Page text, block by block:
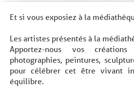
Et si vous exposiez à la
Les artistes présentés à la
Apportez-nous vos
photographies, peintures,
pour célébrer cet être vivant
équilibre.